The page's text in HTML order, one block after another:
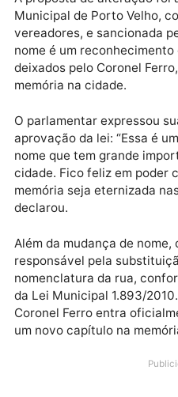
denominação da Rua
Nova Esperança, para
Municipal de Porto
vereadores, e
nome é um
deixados pelo Coronel
memória na cidade.
O parlamentar
aprovação da lei: “Essa
nome que tem grande
cidade. Fico feliz em
memória seja eternizada